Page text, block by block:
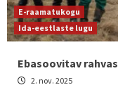
E-raamatukogu
Ida-eestlaste lugu
Ebasoovitav rahvas
2. nov. 2025